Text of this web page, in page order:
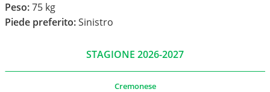
Peso:75 kg
Piede preferito:Sinistro
STAGIONE 2026-2027
Cremonese